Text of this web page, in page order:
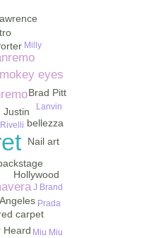
eyes
carpet
Justin
bellezza
Hollywood
Heard
Nail art
Brad Pitt
Lanvin
J Brand
Milly
Miu Miu
Prada
Rivelli